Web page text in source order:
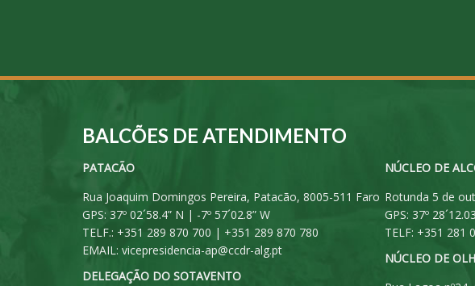
BALCÕES DE ATENDIMENTO
PATACÃO
Rua Joaquim Domingos Pereira, Patacão, 8005-511 Faro
GPS: 37º 02´58.4” N | -7º 57´02.8” W
TELF.: +351 289 870 700 | +351 289 870 780
EMAIL: vicepresidencia-ap@ccdr-alg.pt
DELEGAÇÃO DO SOTAVENTO
NÚCLEO DE
Rotunda 5 de
GPS: 37º
TELF: +351 281
NÚCLEO DE